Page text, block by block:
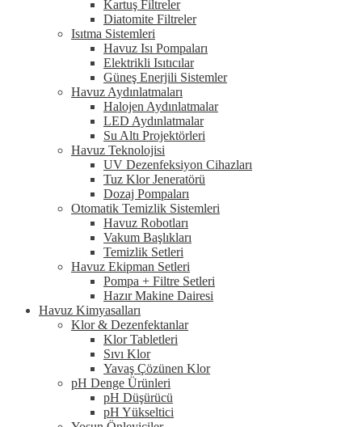
Kartuş Filtreler
Diatomite Filtreler
Isıtma Sistemleri
Havuz Isı Pompaları
Elektrikli Isıtıcılar
Güneş Enerjili Sistemler
Havuz Aydınlatmaları
Halojen Aydınlatmalar
LED Aydınlatmalar
Su Altı Projektörleri
Havuz Teknolojisi
UV Dezenfeksiyon Cihazları
Tuz Klor Jeneratörü
Dozaj Pompaları
Otomatik Temizlik Sistemleri
Havuz Robotları
Vakum Başlıkları
Temizlik Setleri
Havuz Ekipman Setleri
Pompa + Filtre Setleri
Hazır Makine Dairesi
Havuz Kimyasalları
Klor & Dezenfektanlar
Klor Tabletleri
Sıvı Klor
Yavaş Çözünen Klor
pH Denge Ürünleri
pH Düşürücü
pH Yükseltici